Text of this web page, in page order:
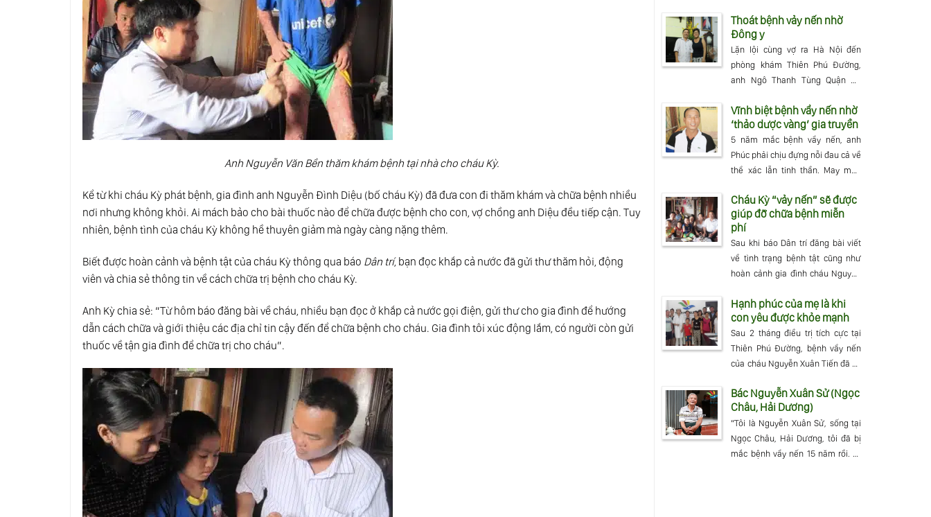
Anh Nguyễn Văn Bền thăm khám bệnh tại nhà cho cháu Kỳ.
Kể từ khi cháu Kỳ phát bệnh, gia đình anh Nguyễn Đình Diệu (bố cháu Kỳ) đã đưa con đi thăm khám và chữa bệnh nhiều
nơi nhưng không khỏi. Ai mách bảo cho bài thuốc nào để chữa được bệnh cho con, vợ chồng anh Diệu đều tiếp cận. Tuy
nhiên, bệnh tình của cháu Kỳ không hề thuyên giảm mà ngày càng nặng thêm.
Biết được hoàn cảnh và bệnh tật của cháu Kỳ thông qua báo Dân trí, bạn đọc khắp cả nước đã gửi thư thăm hỏi, động
viên và chia sẻ thông tin về cách chữa trị bệnh cho cháu Kỳ.
Anh Kỳ chia sẻ: “Từ hôm báo đăng bài về cháu, nhiều bạn đọc ở khắp cả nước gọi điện, gửi thư cho gia đình để hướng
dẫn cách chữa và giới thiệu các địa chỉ tin cậy đến để chữa bệnh cho cháu. Gia đình tôi xúc động lắm, có người còn gửi
thuốc về tận gia đình để chữa trị cho cháu”.
Thoát bệnh vảy nến nhờ
Đông y
Lặn lội cùng vợ ra Hà Nội đến
phòng khám Thiên Phú Đường,
anh Ngô Thanh Tùng Quận Gò
Vĩnh biệt bệnh vẩy nến nhờ
‘thảo dược vàng’ gia truyền
5 năm mắc bệnh vẩy nến, anh
Phúc phải chịu đựng nỗi đau cả về
thể xác lẫn tinh thần. May mắn
Cháu Kỳ “vảy nến” sẽ được
giúp đỡ chữa bệnh miễn
phí
Sau khi báo Dân trí đăng bài viết
về tình trạng bệnh tật cũng như
hoàn cảnh gia đình cháu Nguyễn
Hạnh phúc của mẹ là khi
con yêu được khỏe mạnh
Sau 2 tháng điều trị tích cực tại
Thiên Phú Đường, bệnh vẩy nến
của cháu Nguyễn Xuân Tiến đã có
Bác Nguyễn Xuân Sử (Ngọc
Châu, Hải Dương)
“Tôi là Nguyễn Xuân Sử, sống tại
Ngọc Châu, Hải Dương, tôi đã bị
mắc bệnh vẩy nến 15 năm rồi. 15